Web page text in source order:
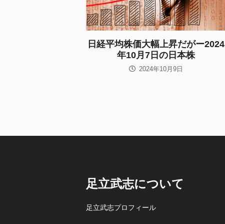
日経平均株価大幅上昇だがー2024
年10月7日の日本株
2024年10月9日
足立武志について
足立武志プロフィール